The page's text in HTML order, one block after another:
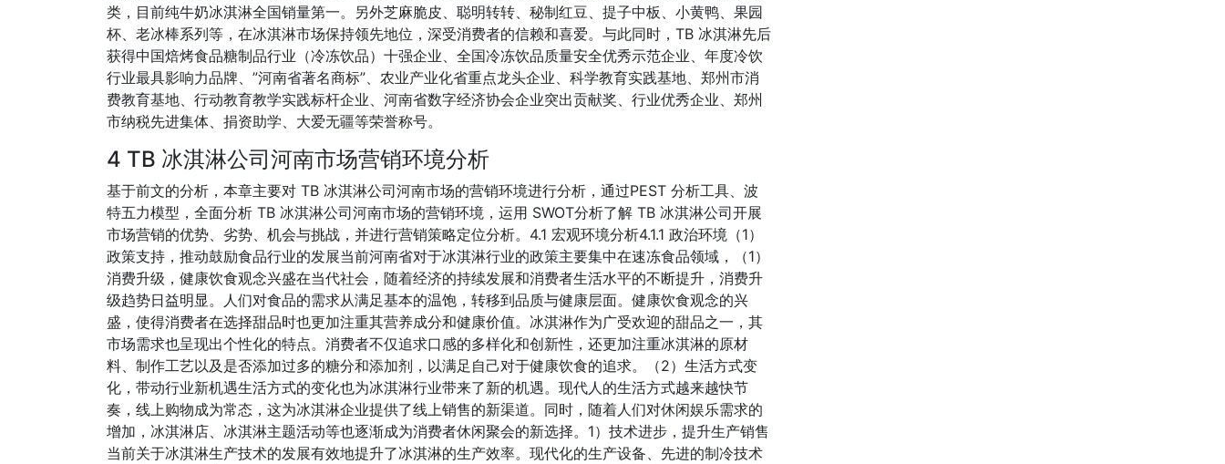
类，目前纯牛奶冰淇淋全国销量第一。另外芝麻脆皮、聪明转转、秘制红豆、提子中板、小黄鸭、果园
杯、老冰棒系列等，在冰淇淋市场保持领先地位，深受消费者的信赖和喜爱。与此同时，TB 冰淇淋先后
获得中国焙烤食品糖制品行业（冷冻饮品）十强企业、全国冷冻饮品质量安全优秀示范企业、年度冷饮
行业最具影响力品牌、”河南省著名商标”、农业产业化省重点龙头企业、科学教育实践基地、郑州市消
费教育基地、行动教育教学实践标杆企业、河南省数字经济协会企业突出贡献奖、行业优秀企业、郑州
市纳税先进集体、捐资助学、大爱无疆等荣誉称号。
4 TB 冰淇淋公司河南市场营销环境分析
基于前文的分析，本章主要对 TB 冰淇淋公司河南市场的营销环境进行分析，通过PEST 分析工具、波
特五力模型，全面分析 TB 冰淇淋公司河南市场的营销环境，运用 SWOT分析了解 TB 冰淇淋公司开展
市场营销的优势、劣势、机会与挑战，并进行营销策略定位分析。4.1 宏观环境分析4.1.1 政治环境（1）
政策支持，推动鼓励食品行业的发展当前河南省对于冰淇淋行业的政策主要集中在速冻食品领域，（1）
消费升级，健康饮食观念兴盛在当代社会，随着经济的持续发展和消费者生活水平的不断提升，消费升
级趋势日益明显。人们对食品的需求从满足基本的温饱，转移到品质与健康层面。健康饮食观念的兴
盛，使得消费者在选择甜品时也更加注重其营养成分和健康价值。冰淇淋作为广受欢迎的甜品之一，其
市场需求也呈现出个性化的特点。消费者不仅追求口感的多样化和创新性，还更加注重冰淇淋的原材
料、制作工艺以及是否添加过多的糖分和添加剂，以满足自己对于健康饮食的追求。（2）生活方式变
化，带动行业新机遇生活方式的变化也为冰淇淋行业带来了新的机遇。现代人的生活方式越来越快节
奏，线上购物成为常态，这为冰淇淋企业提供了线上销售的新渠道。同时，随着人们对休闲娱乐需求的
增加，冰淇淋店、冰淇淋主题活动等也逐渐成为消费者休闲聚会的新选择。1）技术进步，提升生产销售
当前关于冰淇淋生产技术的发展有效地提升了冰淇淋的生产效率。现代化的生产设备、先进的制冷技术